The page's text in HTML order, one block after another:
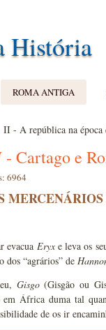
História
ROMA ANTIGA
II - A república na época
Cartago e
6964
evacua Eryxe leva os
dos “agrários” de
Gisgo(Gisgão ou
em África duma tal
de os ir